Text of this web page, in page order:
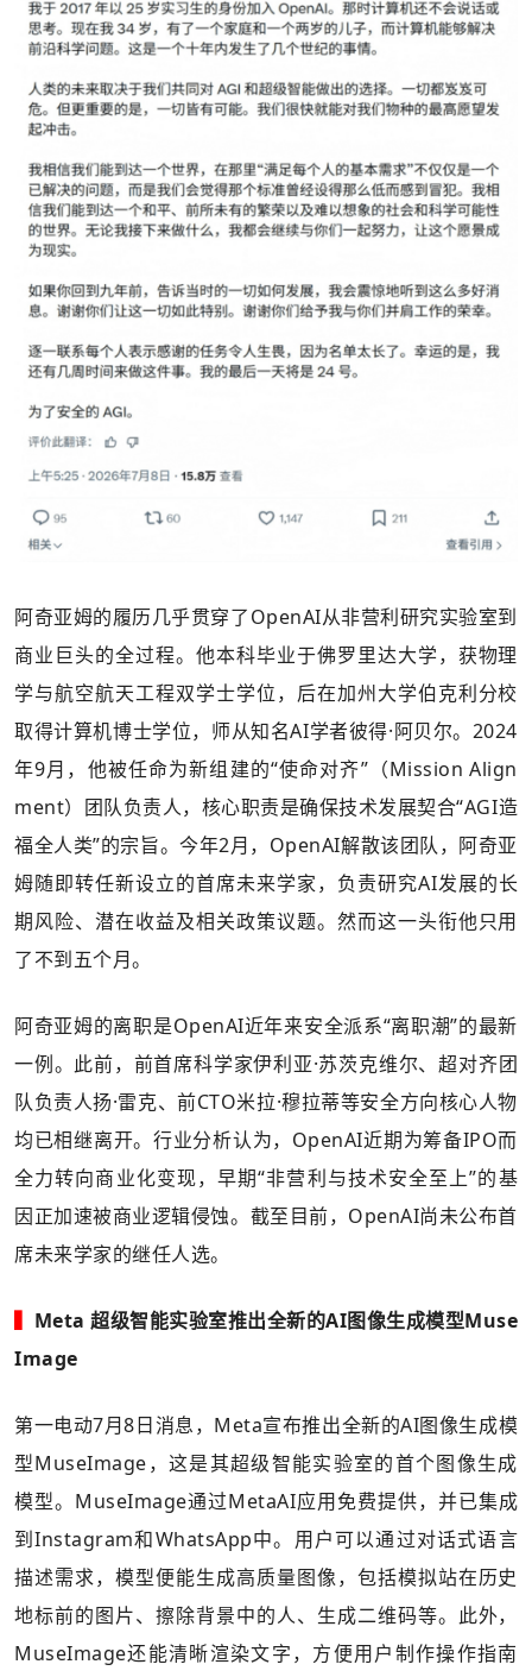
阿奇亚姆的履历几乎贯穿了OpenAI从非营利研究实验室到
商业巨头的全过程。他本科毕业于佛罗里达大学，获物理
学与航空航天工程双学士学位，后在加州大学伯克利分校
取得计算机博士学位，师从知名AI学者彼得·阿贝尔。2024
年9月，他被任命为新组建的“使命对齐”（Mission Align
ment）团队负责人，核心职责是确保技术发展契合“AGI造
福全人类”的宗旨。今年2月，OpenAI解散该团队，阿奇亚
姆随即转任新设立的首席未来学家，负责研究AI发展的长
期风险、潜在收益及相关政策议题。然而这一头衔他只用
了不到五个月。
阿奇亚姆的离职是OpenAI近年来安全派系“离职潮”的最新
一例。此前，前首席科学家伊利亚·苏茨克维尔、超对齐团
队负责人扬·雷克、前CTO米拉·穆拉蒂等安全方向核心人物
均已相继离开。行业分析认为，OpenAI近期为筹备IPO而
全力转向商业化变现，早期“非营利与技术安全至上”的基
因正加速被商业逻辑侵蚀。截至目前，OpenAI尚未公布首
席未来学家的继任人选。
Meta 超级智能实验室推出全新的AI图像生成模型Muse
Image
第一电动7月8日消息，Meta宣布推出全新的AI图像生成模
型MuseImage，这是其超级智能实验室的首个图像生成
模型。MuseImage通过MetaAI应用免费提供，并已集成
到Instagram和WhatsApp中。用户可以通过对话式语言
描述需求，模型便能生成高质量图像，包括模拟站在历史
地标前的图片、擦除背景中的人、生成二维码等。此外，
MuseImage还能清晰渲染文字，方便用户制作操作指南